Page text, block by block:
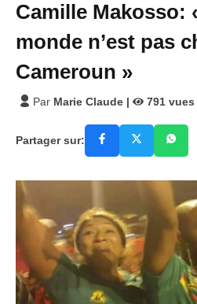
Camille Makosso:
monde n’est pas
Cameroun »
Par Marie Claude | 791 vues
Partager sur: